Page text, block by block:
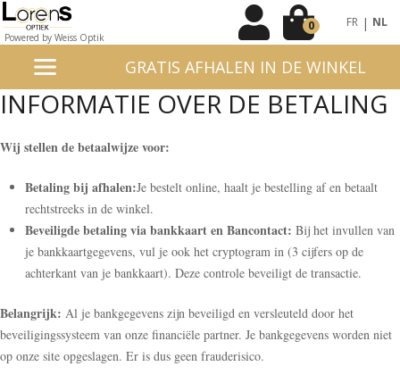
Powered by Weiss Optik
0 FR | NL
GRATIS AFHALEN IN DE WINKEL
INFORMATIE OVER DE BETALING
Wij stellen de betaalwijze voor:
Betaling bij afhalen:Je bestelt online, haalt je bestelling af en betaalt
rechtstreeks in de winkel.
Beveiligde betaling via bankkaart en Bancontact: Bij het invullen van
je bankkaartgegevens, vul je ook het cryptogram in (3 cijfers op de
achterkant van je bankkaart). Deze controle beveiligt de transactie.
Belangrijk: Al je bankgegevens zijn beveiligd en versleuteld door het
beveiligingssysteem van onze financiële partner. Je bankgegevens worden niet
op onze site opgeslagen. Er is dus geen frauderisico.